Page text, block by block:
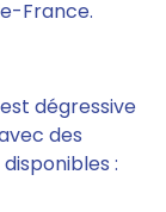
France.
dégressive
des
: